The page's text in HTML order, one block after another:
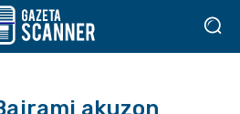
akuzon